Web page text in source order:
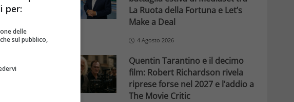
2026
dal
La Ruota della Fortuna e Let’s
Make a Deal
4 Agosto 2026
Quentin Tarantino e il decimo
film: Robert Richardson rivela
riprese forse nel 2027 e l’addio a
The Movie Critic
per:
delle
sul pubblico,